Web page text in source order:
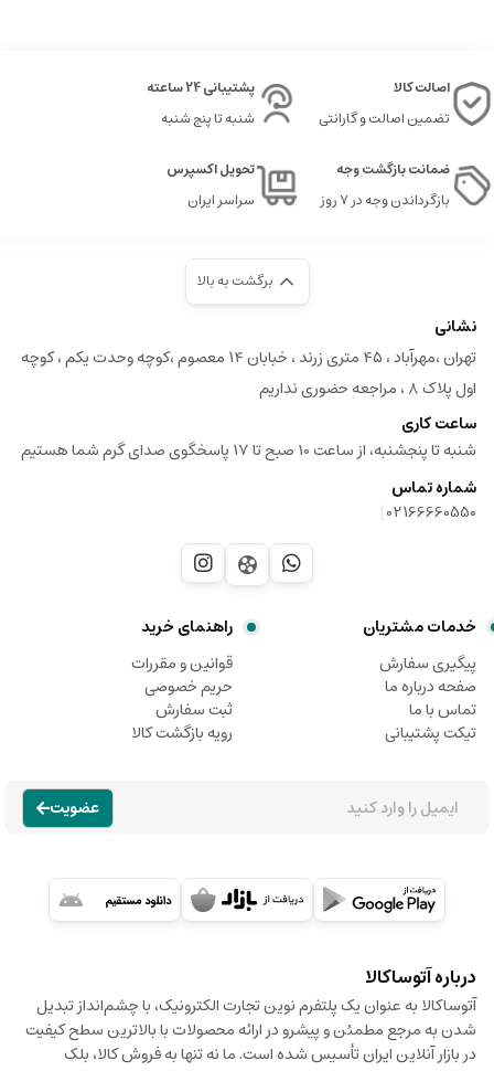
اصالت کالا
تضمین اصالت و گارانتی
پشتیبانی 24 ساعته
شنبه تا پنج شنبه
ضمانت بازگشت وجه
بازگرداندن وجه در ۷ روز
تحویل اکسپرس
سراسر ایران
برگشت به بالا
نشانی
تهران ،مهرآباد ، ۴۵ متری زرند ، خبابان ۱۴ معصوم ،کوچه وحدت یکم ، کوچه
اول پلاک ۸ ، مراجعه حضوری نداریم
ساعت کاری
شنبه تا پنجشنبه، از ساعت 10 صبح تا 17 پاسخگوی صدای گرم شما هستیم
شماره تماس
02166660550
|
خدمات مشتریان
پیگیری سفارش
صفحه درباره ما
تماس با ما
تیکت پشتیبانی
راهنمای خرید
قوانین و مقررات
حریم خصوصی
ثبت سفارش
رویه بازگشت کالا
عضویت
درباره آتوساکالا
آتوساکالا به عنوان یک پلتفرم نوین تجارت الکترونیک، با چشم‌انداز تبدیل
شدن به مرجع مطمئن و پیشرو در ارائه محصولات با بالاترین سطح کیفیت
در بازار آنلاین ایران تأسیس شده است. ما نه تنها به فروش کالا، بلک